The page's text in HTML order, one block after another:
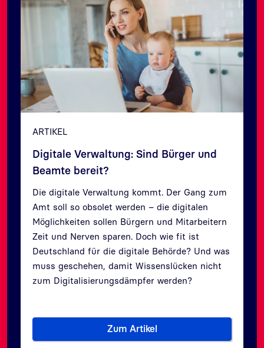
Zurück
ARTIKEL
Digitale Verwaltung: Sind Bürger und
Beamte bereit?
Die digitale Verwaltung kommt. Der Gang zum
Amt soll so obsolet werden – die digitalen
Möglichkeiten sollen Bürgern und Mitarbeitern
Zeit und Nerven sparen. Doch wie fit ist
Deutschland für die digitale Behörde? Und was
muss geschehen, damit Wissenslücken nicht
zum Digitalisierungsdämpfer werden?
Zum ArtikelDigitale Verwaltung: Sind